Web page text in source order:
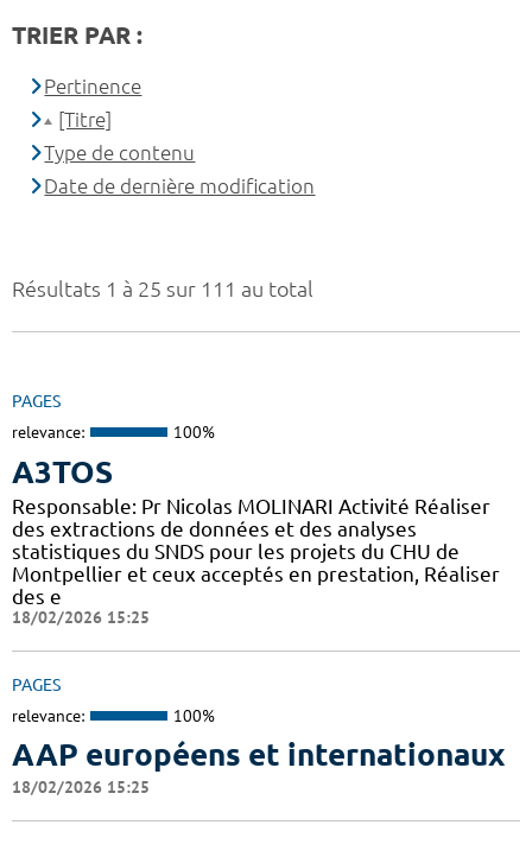
Résultats 1 à 25 sur 111 au total
PAGES
relevance: 100%
A3TOS
Responsable: Pr Nicolas MOLINARI Activité Réaliser
des extractions de données et des analyses
statistiques du SNDS pour les projets du CHU de
Montpellier et ceux acceptés en prestation, Réaliser
des e
18/02/2026 15:25
PAGES
relevance: 100%
AAP européens et internationaux
18/02/2026 15:25
TRIER PAR :
Pertinence
[Titre]
Type de contenu
Date de dernière modification